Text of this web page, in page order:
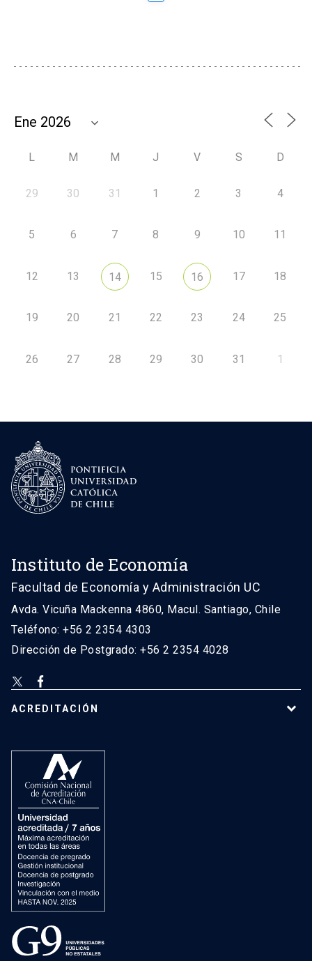
L M M J V S D
29 30 31 1 2 3 4
5 6 7 8 9 10 11
12 13 14 15 16 17 18
19 20 21 22 23 24 25
26 27 28 29 30 31 1
Instituto de Economía
Facultad de Economía y Administración UC
Avda. Vicuña Mackenna 4860, Macul. Santiago, Chile
Teléfono: +56 2 2354 4303
Dirección de Postgrado: +56 2 2354 4028
ACREDITACIÓN